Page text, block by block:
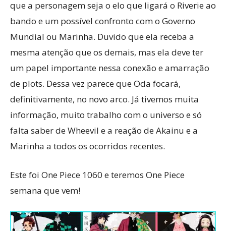
que a personagem seja o elo que ligará o Riverie ao
bando e um possível confronto com o Governo
Mundial ou Marinha. Duvido que ela receba a
mesma atenção que os demais, mas ela deve ter
um papel importante nessa conexão e amarração
de plots. Dessa vez parece que Oda focará,
definitivamente, no novo arco. Já tivemos muita
informação, muito trabalho com o universo e só
falta saber de Wheevil e a reação de Akainu e a
Marinha a todos os ocorridos recentes.
Este foi One Piece 1060 e teremos One Piece
semana que vem!